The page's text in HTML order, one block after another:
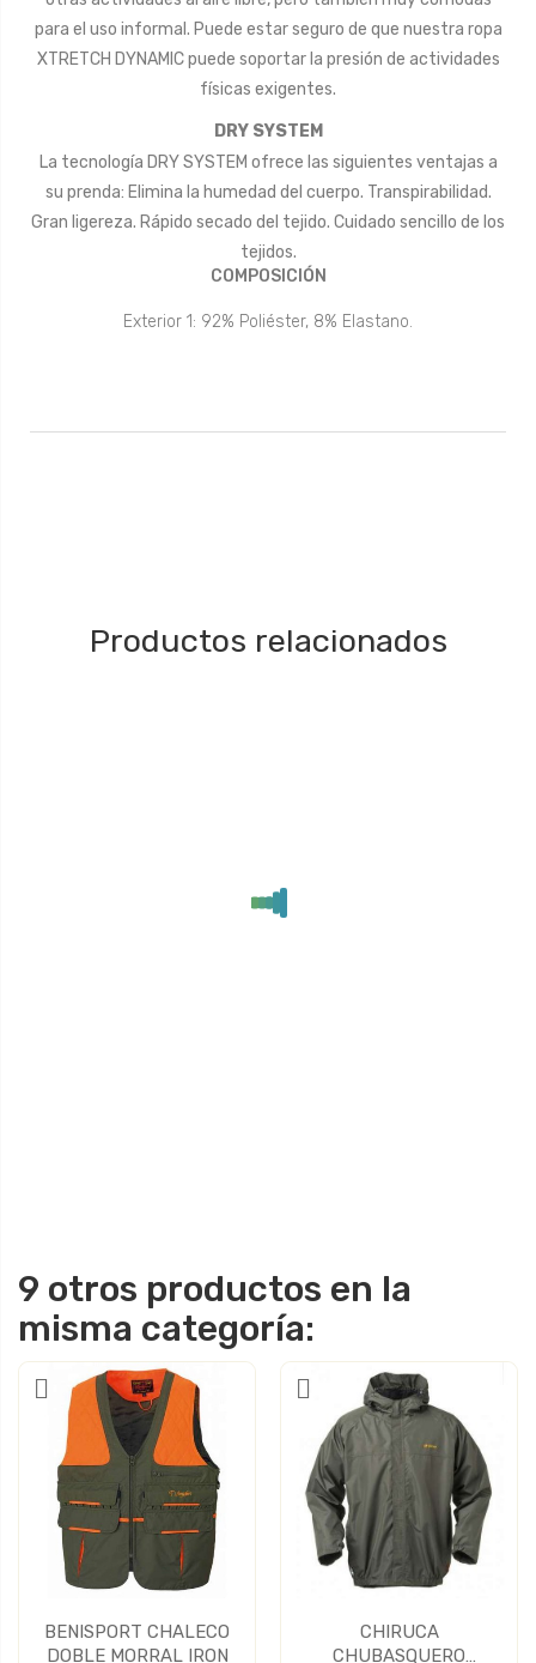
para el uso informal. Puede estar seguro de que nuestra ropa
XTRETCH DYNAMIC puede soportar la presión de actividades
físicas exigentes.
DRY SYSTEM
La tecnología DRY SYSTEM ofrece las siguientes ventajas a
su prenda: Elimina la humedad del cuerpo. Transpirabilidad.
Gran ligereza. Rápido secado del tejido. Cuidado sencillo de los
tejidos.
COMPOSICIÓN
Exterior 1: 92% Poliéster, 8% Elastano.
Productos relacionados
9 otros productos en la
misma categoría:
BENISPORT CHALECO
DOBLE MORRAL IRON
CHIRUCA
CHUBASQUERO